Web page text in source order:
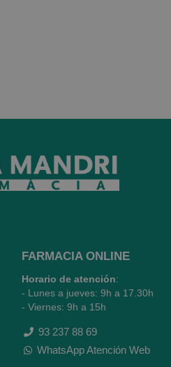
FARMACIA ONLINE
Horario de atención:
- Lunes a jueves: 9h a 17.30h
- Viernes: 9h a 15h
93 237 88 69
WhatsApp Atención Web